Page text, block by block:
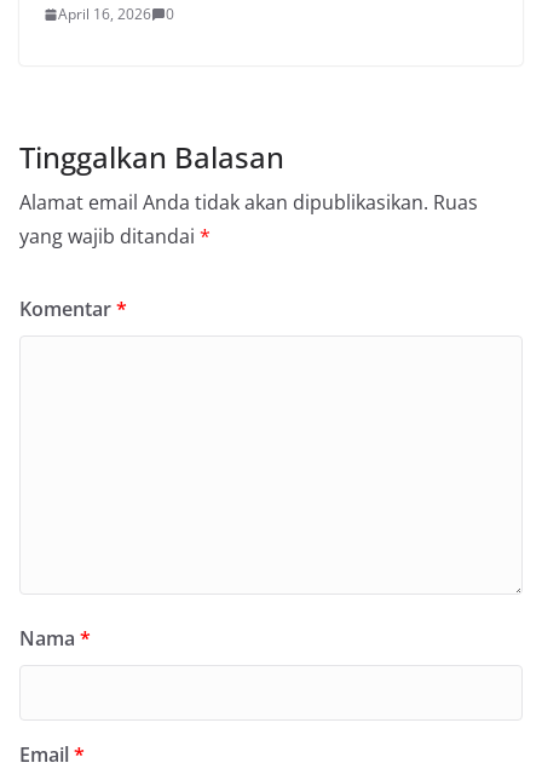
April 16, 2026 0
Tinggalkan Balasan
Alamat email Anda tidak akan dipublikasikan. Ruas
yang wajib ditandai *
Komentar*
Nama *
Email*